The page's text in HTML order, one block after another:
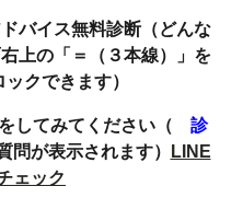
バイス無料診断（どんな
上の「＝（３本線）」を
クできます）
してみてください（ 診
が表示されます）
LINE
ェック